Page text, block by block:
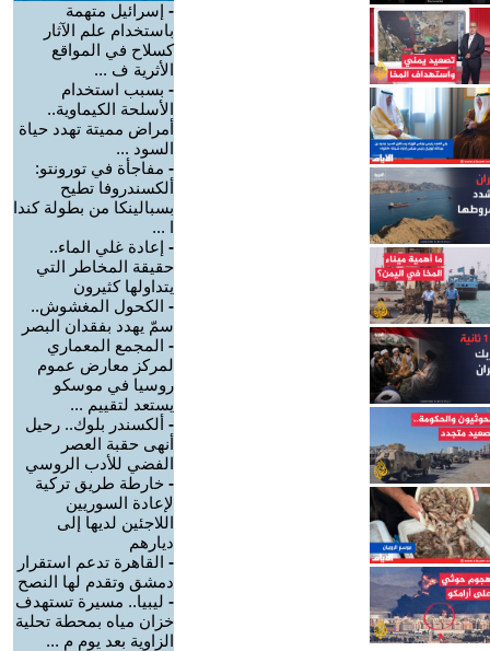
- إسرائيل متهمة
باستخدام علم الآثار
كسلاح في المواقع
الأثرية ف ...
- بسبب استخدام
الأسلحة الكيماوية..
أمراض مميتة تهدد حياة
السود ...
- مفاجأة في تورونتو:
ألكسندروفا تطيح
بسبالينكا من بطولة كندا
ا ...
- إعادة غلي الماء..
حقيقة المخاطر التي
يتداولها كثيرون
- الكحول المغشوش..
سمّ يهدد بفقدان البصر
- المجمع المعماري
لمركز معارض عموم
روسيا في موسكو
يستعد لتقييم ...
- ألكسندر بلوك.. رحيل
أنهى حقبة العصر
الفضي للأدب الروسي
- خارطة طريق تركية
لإعادة السوريين
اللاجئين لديها إلى
ديارهم
- القاهرة تدعم استقرار
دمشق وتقدم لها النصح
- ليبيا.. مسيرة تستهدف
خزان مياه بمحطة تحلية
الزاوية بعد يوم م ...